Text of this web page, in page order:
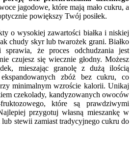
jagodowe, które mają mało cukru, a
powiększy Twój posiłek.
o wysokiej zawartości białka i niskiej
chudy skyr lub twarożek grani. Białko
sprawia, że proces odchudzania jest
czujesz się wiecznie głodny. Możesz
mieszając granolę z dużą ilością
zbóż bez cukru, co
minimalnym wzroście kalorii. Unikaj
czekolady, kandyzowanych owoców
które są prawdziwymi
przygotuj własną mieszankę w
stewii zamiast tradycyjnego cukru do